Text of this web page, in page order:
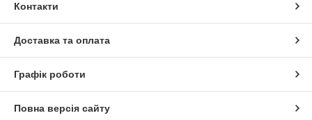
Контакти
Доставка та оплата
Графік роботи
Повна версія сайту